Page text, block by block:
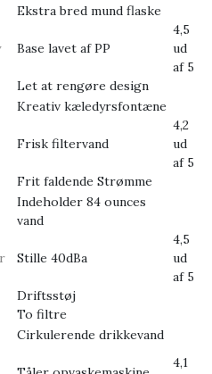
Ekstra bred mund flaske
Base lavet af PP
Let at rengøre design
4,5
ud
af 5
Kreativ kæledyrsfontæne
Frisk filtervand
Frit faldende Strømme
4,2
ud
af 5
Indeholder 84 ounces
vand
Stille 40dBa
Driftsstøj
To filtre
4,5
ud
af 5
Cirkulerende drikkevand
4,1